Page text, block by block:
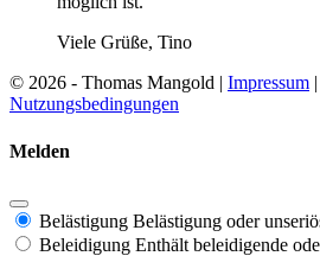
Viele Grüße, Tino
© 2026 - Thomas Mangold | Impressum |
Nutzungsbedingungen
Melden
Belästigung Belästigung oder
Beleidigung Enthält beleidigende